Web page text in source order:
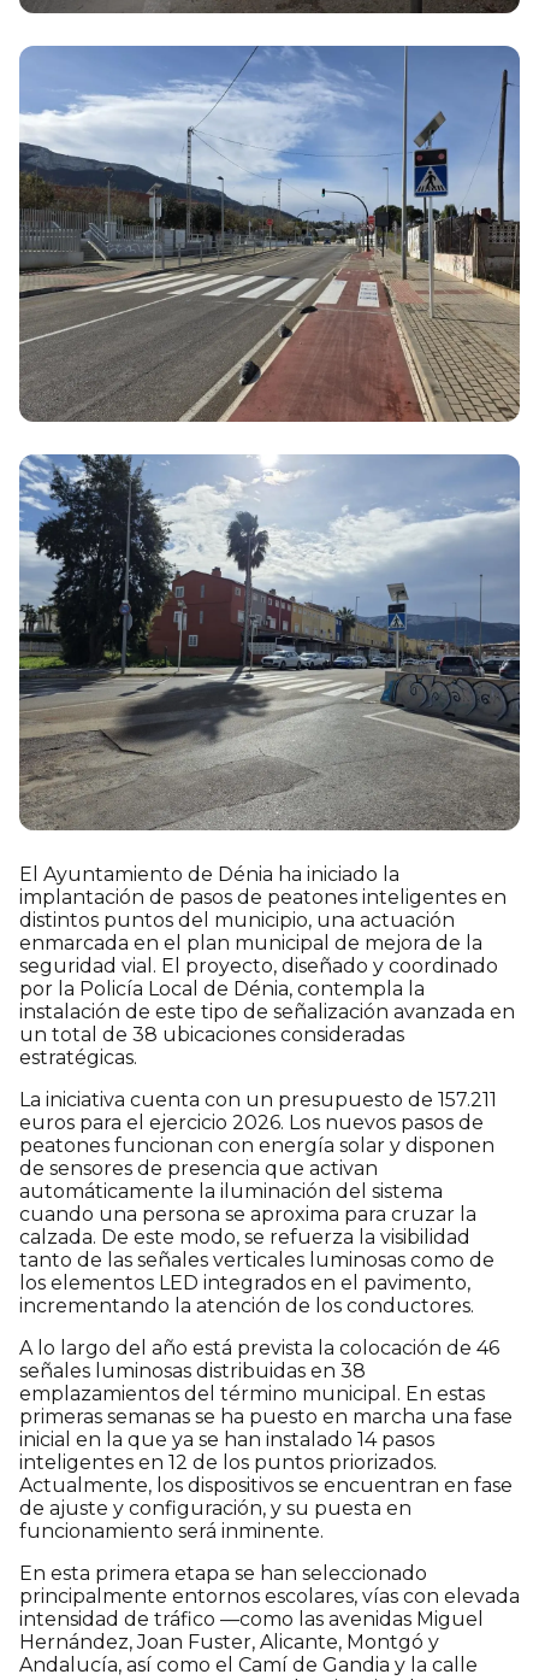
El Ayuntamiento de Dénia ha iniciado la
implantación de pasos de peatones inteligentes en
distintos puntos del municipio, una actuación
enmarcada en el plan municipal de mejora de la
seguridad vial. El proyecto, diseñado y coordinado
por la Policía Local de Dénia, contempla la
instalación de este tipo de señalización avanzada en
un total de 38 ubicaciones consideradas
estratégicas.
La iniciativa cuenta con un presupuesto de 157.211
euros para el ejercicio 2026. Los nuevos pasos de
peatones funcionan con energía solar y disponen
de sensores de presencia que activan
automáticamente la iluminación del sistema
cuando una persona se aproxima para cruzar la
calzada. De este modo, se refuerza la visibilidad
tanto de las señales verticales luminosas como de
los elementos LED integrados en el pavimento,
incrementando la atención de los conductores.
A lo largo del año está prevista la colocación de 46
señales luminosas distribuidas en 38
emplazamientos del término municipal. En estas
primeras semanas se ha puesto en marcha una fase
inicial en la que ya se han instalado 14 pasos
inteligentes en 12 de los puntos priorizados.
Actualmente, los dispositivos se encuentran en fase
de ajuste y configuración, y su puesta en
funcionamiento será inminente.
En esta primera etapa se han seleccionado
principalmente entornos escolares, vías con elevada
intensidad de tráfico —como las avenidas Miguel
Hernández, Joan Fuster, Alicante, Montgó y
Andalucía, así como el Camí de Gandia y la calle